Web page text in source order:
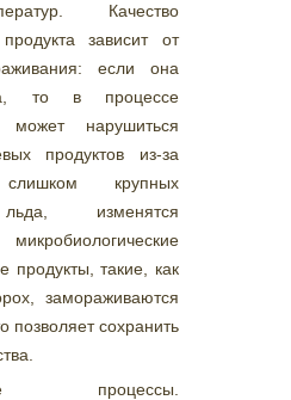
Качество
зависит от
если она
то в процессе
может нарушиться
продуктов из-за
крупных
изменятся
продукты, такие, как
замораживаются
позволяет сохранить
процессы.